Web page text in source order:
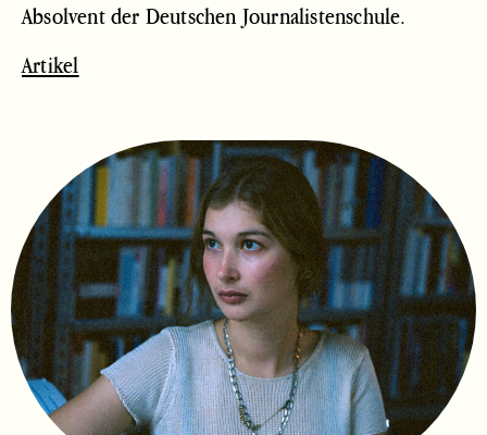
Absolvent der Deutschen Journalistenschule.
Artikel